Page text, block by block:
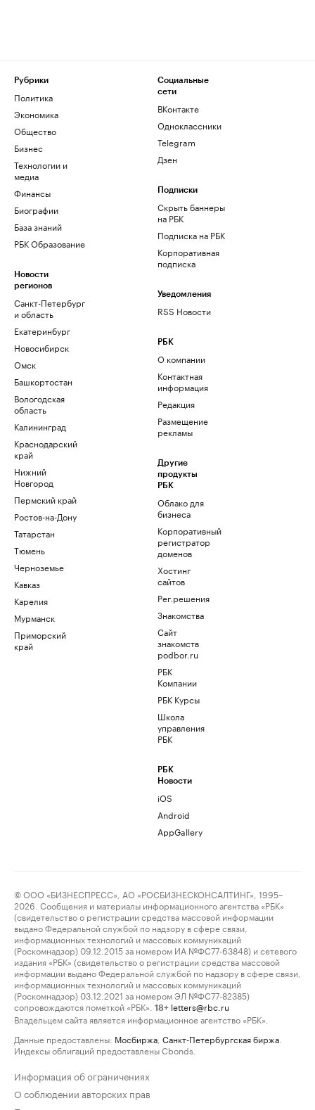
Рубрики
Политика
Экономика
Общество
Бизнес
Технологии и
медиа
Финансы
Биографии
База знаний
РБК Образование
Новости
регионов
Санкт-Петербург
и область
Екатеринбург
Новосибирск
Омск
Башкортостан
Вологодская
область
Калининград
Краснодарский
край
Нижний
Новгород
Пермский край
Ростов-на-Дону
Татарстан
Тюмень
Черноземье
Кавказ
Карелия
Мурманск
Приморский
край
Социальные
сети
ВКонтакте
Одноклассники
Telegram
Дзен
Подписки
Скрыть баннеры
на РБК
Подписка на РБК
Корпоративная
подписка
Уведомления
RSS Новости
РБК
О компании
Контактная
информация
Редакция
Размещение
рекламы
Другие
продукты
РБК
Облако для
бизнеса
Корпоративный
регистратор
доменов
Хостинг
сайтов
Рег.решения
Знакомства
Сайт
знакомств
podbor.ru
РБК
Компании
РБК Курсы
Школа
управления
РБК
РБК
Новости
iOS
Android
AppGallery
© ООО «БИЗНЕСПРЕСС», АО «РОСБИЗНЕСКОНСАЛТИНГ», 1995–
2026. Сообщения и материалы информационного агентства «РБК»
(свидетельство о регистрации средства массовой информации
выдано Федеральной службой по надзору в сфере связи,
информационных технологий и массовых коммуникаций
(Роскомнадзор) 09.12.2015 за номером ИА №ФС77-63848) и сетевого
издания «РБК» (свидетельство о регистрации средства массовой
информации выдано Федеральной службой по надзору в сфере связи,
информационных технологий и массовых коммуникаций
(Роскомнадзор) 03.12.2021 за номером ЭЛ №ФС77-82385)
сопровождаются пометкой «РБК».
18+ letters@rbc.ru
Владельцем сайта является информационное агентство «РБК».
Данные предоставлены: Мосбиржа Санкт-Петербургская биржа
Индексы облигаций предоставлены Cbonds.
Информация об ограничениях
О соблюдении авторских прав